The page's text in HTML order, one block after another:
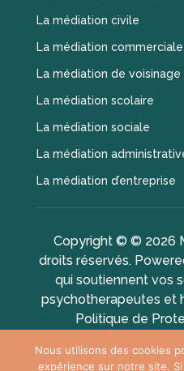
La médiation civile
La médiation commerciale
La médiation de voisinage
La médiation scolaire
La médiation sociale
La médiation
La médiation d’entreprise
Copyright © © 2026
droits réservés.
qui soutiennent vos
psychotherapeutes et
Politique de
Nous utilisons des cookies
expérience sur notre site.